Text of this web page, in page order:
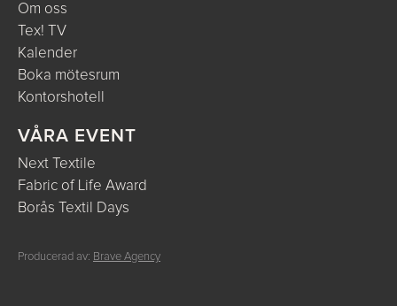
Om oss
Tex! TV
Kalender
Boka mötesrum
Kontorshotell
VÅRA EVENT
Next Textile
Fabric of Life Award
Borås Textil Days
Producerad av: Brave Agency